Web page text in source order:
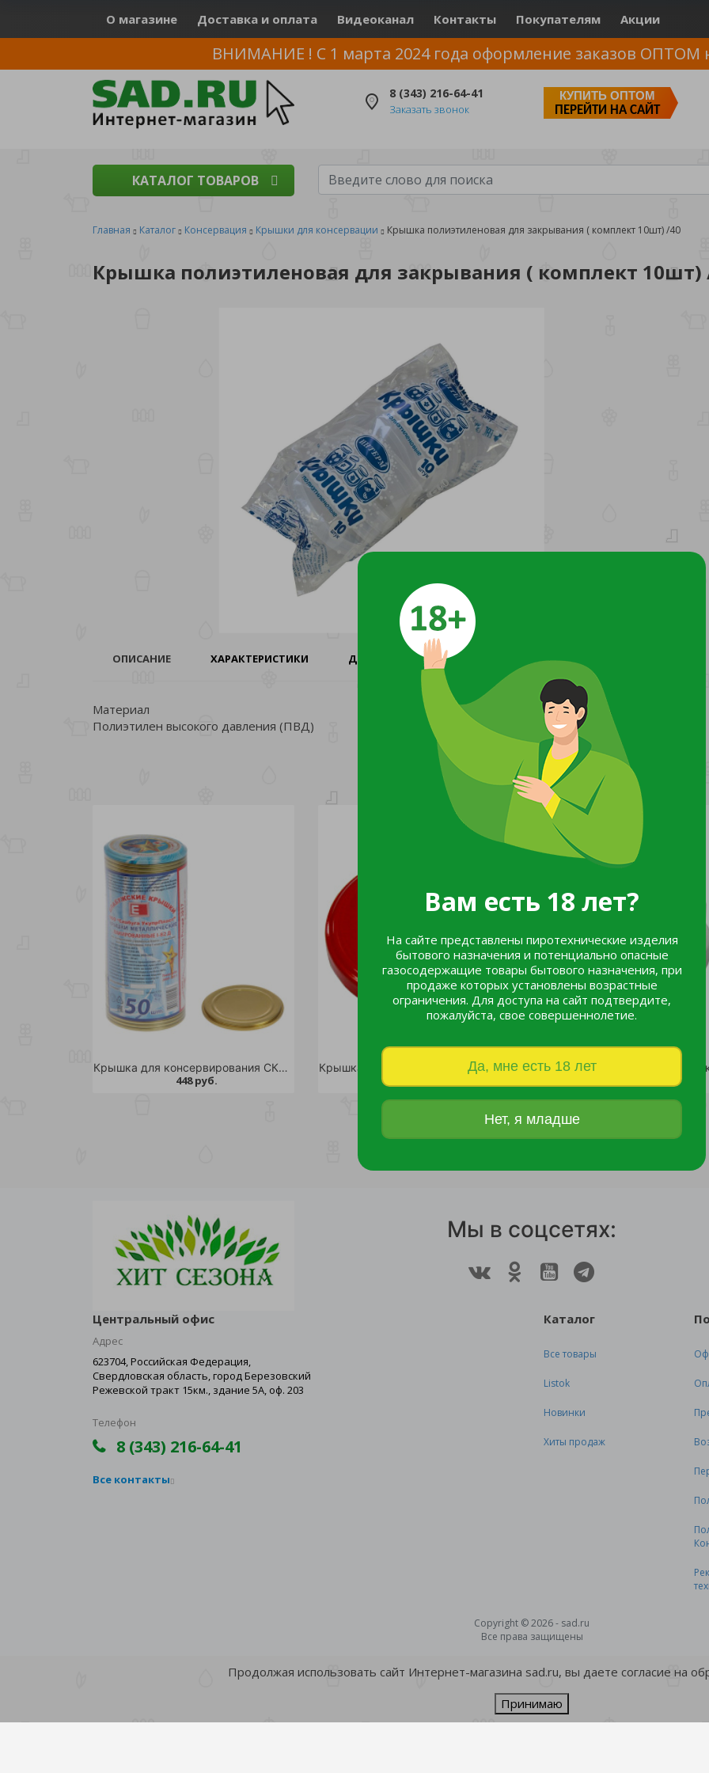
Вам есть 18 лет?
На сайте представлены пиротехнические изделия
бытового назначения и потенциально опасные
газосодержащие товары бытового назначения, при
продаже которых установлены возрастные
ограничения. Для доступа на сайт подтвердите,
пожалуйста, свое совершеннолетие.
Да, мне есть 18 лет
Нет, я младше
О магазине Доставка и оплата Видеоканал Контакты Покупателям Акции
ВНИМАНИЕ ! С 1 марта 2024 года оформление заказов ОПТОМ
8 (343) 216-64-41
Заказать звонок
КУПИТЬ ОПТОМ
ПЕРЕЙТИ НА САЙТ
КАТАЛОГ ТОВАРОВ
Главная Каталог Консервация Крышки для консервации Крышка полиэтиленовая для закрывания ( комплект 10шт) /40
Крышка полиэтиленовая для закрывания ( комплект 10шт)
ОПИСАНИЕ ХАРАКТЕРИСТИКИ ДОКУМЕНТЫ И СЕРТИФИКАТЫ
Материал
Полиэтилен высокого давления (ПВД)
Крышка для консервирования СКО ЕЛАБУГА 50шт /12
448 руб.
Крышка винтовая ТВИСТ-ОФФ моно-цвет 1шт. d 82 красная/500
Мы в соцсетях:
Центральный офис
Адрес
623704, Российская Федерация,
Свердловская область, город Березовский
Режевской тракт 15км., здание 5А, оф. 203
Телефон
8 (343) 216-64-41
Все контакты
Каталог
Все товары
Listok
Новинки
Хиты продаж
Copyright © 2026 - sad.ru
Все права защищены
Продолжая использовать сайт Интернет-магазина sad.ru, вы даете согласие на
Принимаю